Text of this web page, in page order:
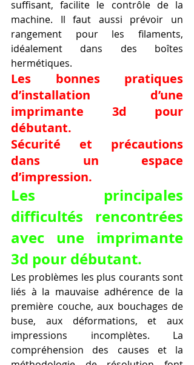
suffisant, facilite le contrôle de la
machine. Il faut aussi prévoir un
rangement pour les filaments,
idéalement dans des boîtes
hermétiques.
Les bonnes pratiques
d’installation d’une
imprimante 3d pour
débutant.
Sécurité et précautions
dans un espace
d’impression.
Les principales
difficultés rencontrées
avec une imprimante
3d pour débutant.
Les problèmes les plus courants sont
liés à la mauvaise adhérence de la
première couche, aux bouchages de
buse, aux déformations, et aux
impressions incomplètes. La
compréhension des causes et la